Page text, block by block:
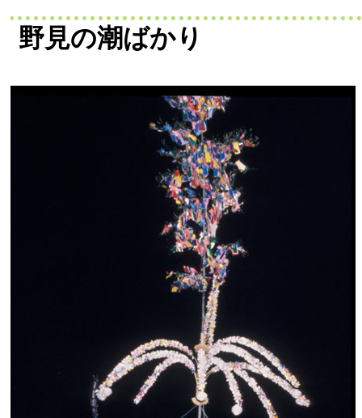
野見の潮ばかり